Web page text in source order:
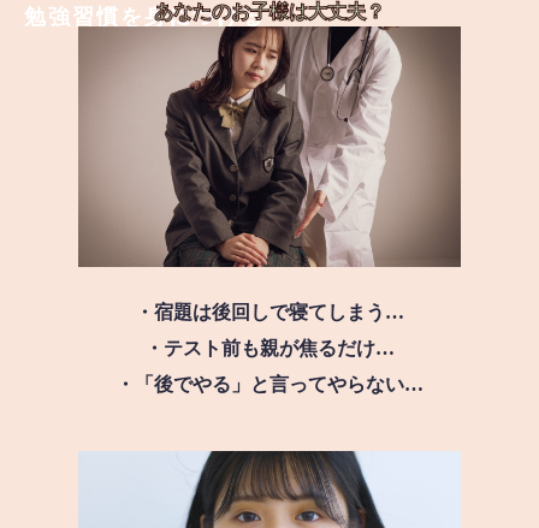
勉強習慣を身につける
あなたのお子様は大丈夫？
・宿題は後回しで寝てしまう…
・テスト前も親が焦るだけ…
・「後でやる」と言ってやらない…